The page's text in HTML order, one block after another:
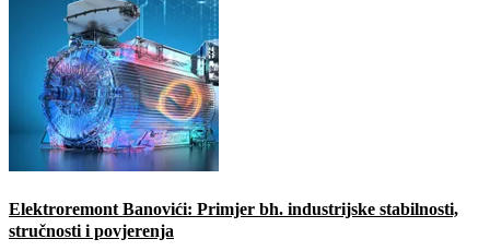
Elektroremont Banovići: Primjer bh. industrijske stabilnosti,
stručnosti i povjerenja